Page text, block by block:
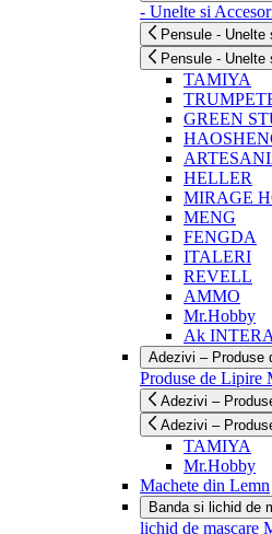
- Unelte si
Pensule -
Pensule -
TAMIYA
GREEN
HELLER
MIRAGE
MENG
FENGDA
ITALERI
REVELL
AMMO
Mr.Hobby
Ak
Adezivi – Produse
Produse de Lipire
Adezivi –
Adezivi –
TAMIYA
Mr.Hobby
Machete din Lemn
Banda si lichid de
lichid de mascare